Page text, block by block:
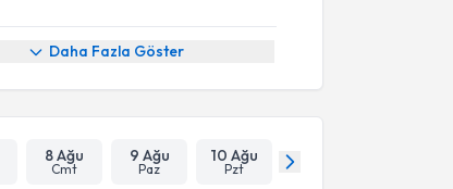
Daha Fazla Göster
8 Ağu
Cmt
9 Ağu
Paz
10 Ağu
Pzt